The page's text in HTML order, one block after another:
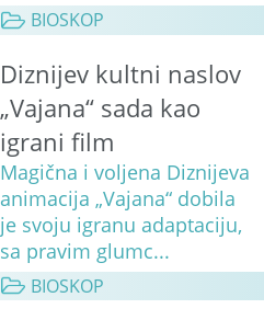
BIOSKOP
Diznijev kultni naslov
„Vajana“ sada kao
igrani film
Magična i voljena Diznijeva
animacija „Vajana“ dobila
je svoju igranu adaptaciju,
sa pravim glumc...
BIOSKOP